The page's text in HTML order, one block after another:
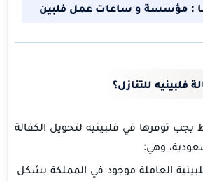
: مؤسسة و ساعات عمل فلبين
للتنازل؟
توفرها في فلبينيه لتحويل الكفالة
وهي:
العاملة موجود في المملكة بشكل